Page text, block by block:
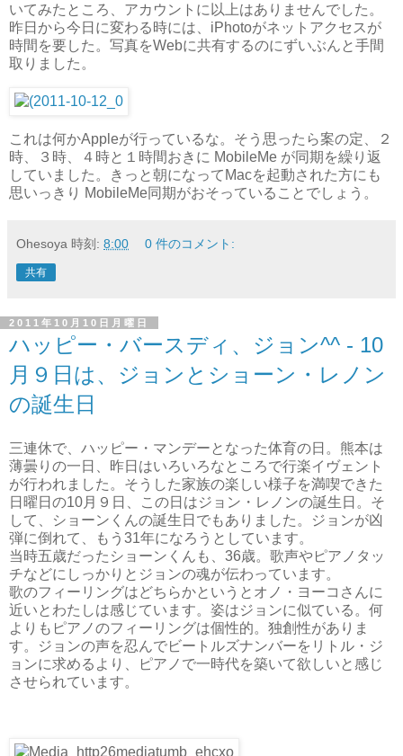
いてみたところ、アカウントに以上はありませんでした。
昨日から今日に変わる時には、iPhotoがネットアクセスが
時間を要した。写真をWebに共有するのにずいぶんと手間
取りました。
これは何かAppleが行っているな。そう思ったら案の定、２
時、３時、４時と１時間おきに MobileMe が同期を繰り返
していました。きっと朝になってMacを起動された方にも
思いっきり MobileMe同期がおそっていることでしょう。
Ohesoya 時刻: 8:00 0 件のコメント:
共有
2011年10月10日月曜日
ハッピー・バースディ、ジョン^^ - 10
月９日は、ジョンとショーン・レノン
の誕生日
三連休で、ハッピー・マンデーとなった体育の日。熊本は
薄曇りの一日、昨日はいろいろなところで行楽イヴェント
が行われました。そうした家族の楽しい様子を満喫できた
日曜日の10月９日、この日はジョン・レノンの誕生日。そ
して、ショーンくんの誕生日でもありました。ジョンが凶
弾に倒れて、もう31年になろうとしています。
当時五歳だったショーンくんも、36歳。歌声やピアノタッ
チなどにしっかりとジョンの魂が伝わっています。
歌のフィーリングはどちらかというとオノ・ヨーコさんに
近いとわたしは感じています。姿はジョンに似ている。何
よりもピアノのフィーリングは個性的。独創性がありま
す。ジョンの声を忍んでビートルズナンバーをリトル・ジ
ョンに求めるより、ピアノで一時代を築いて欲しいと感じ
させられています。